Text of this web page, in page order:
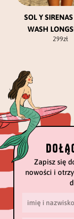
SOL Y
WASH
299zł
Zapisz się
nowości i